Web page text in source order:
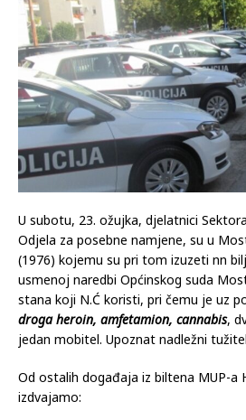
25.03.2024 Komentari isključeni
U subotu, 23. ožujka, djelatnici
Odjela za posebne namjene, su u
(1976) kojemu su pri tom izuzeti nn
usmenoj naredbi Općinskog suda
stana koji N.Ć koristi, pri čemu je uz
droga heroin, amfetamion, cannabis
,
jedan mobitel. Upoznat nadležni tužitelj.